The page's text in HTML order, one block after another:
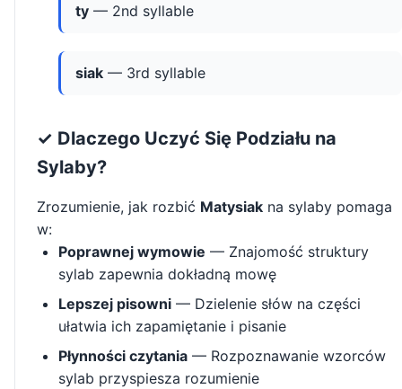
ty — 2nd syllable
siak — 3rd syllable
✓ Dlaczego Uczyć Się Podziału na
Sylaby?
Zrozumienie, jak rozbić Matysiak na sylaby pomaga
w:
Poprawnej wymowie — Znajomość struktury
sylab zapewnia dokładną mowę
Lepszej pisowni — Dzielenie słów na części
ułatwia ich zapamiętanie i pisanie
Płynności czytania — Rozpoznawanie wzorców
sylab przyspiesza rozumienie